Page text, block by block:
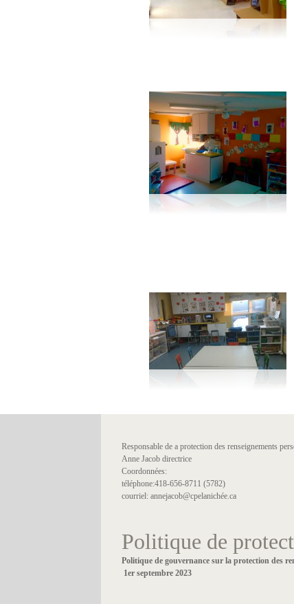
Responsable de a protection des renseignements
Anne Jacob directrice
Coordonnées:
téléphone:418-656-8711 (5782)
courriel: annejacob@cpelanichée.ca
Politique de
Politique de gouvernance sur la protection des
1er septembre 2023